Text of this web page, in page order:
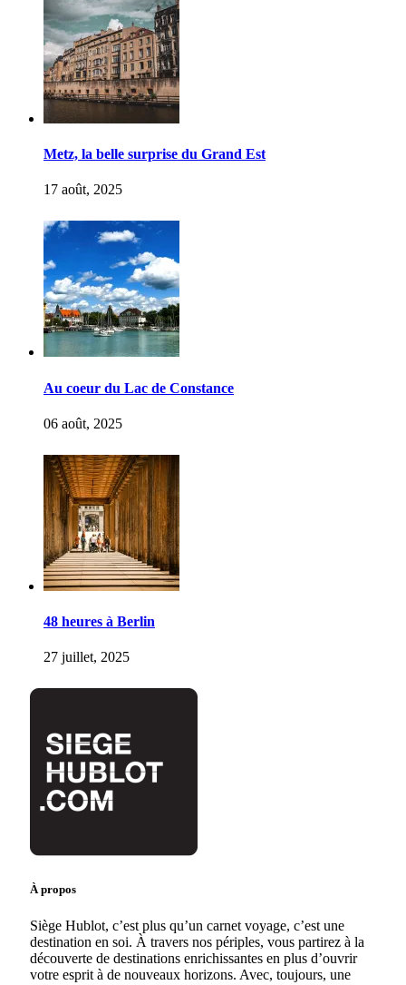
Metz, la belle surprise du Grand Est
17 août, 2025
Au coeur du Lac de Constance
06 août, 2025
48 heures à Berlin
27 juillet, 2025
À propos
Siège Hublot, c’est plus qu’un carnet voyage, c’est une
destination en soi. À travers nos périples, vous partirez à la
découverte de destinations enrichissantes en plus d’ouvrir
votre esprit à de nouveaux horizons. Avec, toujours, une